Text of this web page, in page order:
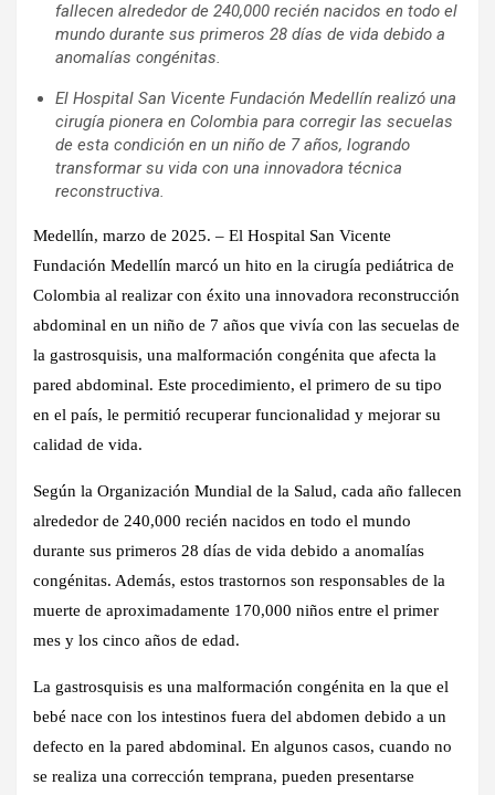
fallecen alrededor de 240,000 recién nacidos en todo el
mundo durante sus primeros 28 días de vida debido a
anomalías congénitas.
El Hospital San Vicente Fundación Medellín realizó una
cirugía pionera en Colombia para corregir las secuelas
de esta condición en un niño de 7 años, logrando
transformar su vida con una innovadora técnica
reconstructiva.
Medellín, marzo de 2025. – El Hospital San Vicente
Fundación Medellín marcó un hito en la cirugía pediátrica de
Colombia al realizar con éxito una innovadora reconstrucción
abdominal en un niño de 7 años que vivía con las secuelas de
la gastrosquisis, una malformación congénita que afecta la
pared abdominal. Este procedimiento, el primero de su tipo
en el país, le permitió recuperar funcionalidad y mejorar su
calidad de vida.
Según la Organización Mundial de la Salud, cada año fallecen
alrededor de 240,000 recién nacidos en todo el mundo
durante sus primeros 28 días de vida debido a anomalías
congénitas. Además, estos trastornos son responsables de la
muerte de aproximadamente 170,000 niños entre el primer
mes y los cinco años de edad.
La gastrosquisis es una malformación congénita en la que el
bebé nace con los intestinos fuera del abdomen debido a un
defecto en la pared abdominal. En algunos casos, cuando no
se realiza una corrección temprana, pueden presentarse